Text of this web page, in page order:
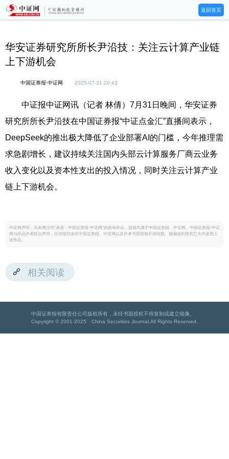
返回首页
华安证券研究所所长尹沿技：关注云计算产业链
上下游机会
中国证券报·中证网 2025-07-31 20:43
中证报中证网讯（记者 林倩）7月31日晚间，华安证券
研究所所长尹沿技在中国证券报“中证点金汇”直播间表示，
DeepSeek的推出极大降低了企业部署AI的门槛，今年推理需
求急剧增长，建议持续关注国内头部云计算服务厂商云业务
收入变化以及资本性支出的投入情况，同时关注云计算产业
链上下游机会。
中证网声明：凡本网注明“来源：中国证券报·中证网”的所有作品，版权均属于中国证券报、中证网。中国证券报·中证
网与作品作者联合声明，任何组织未经中国证券报、中证网以及作者书面授权不得转载、摘编或利用其它方式使用上
述作品。
相关阅读
中国证券报有限责任公司版权所有，未经书面授权不得复制或建立镜像。
Copyright © 2001-2025 China Securities Journal.All Rights Reserved.